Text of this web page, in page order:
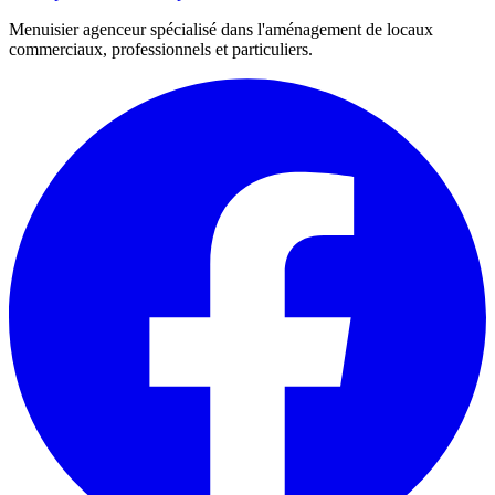
Menuisier agenceur spécialisé dans l'aménagement de locaux
commerciaux, professionnels et particuliers.